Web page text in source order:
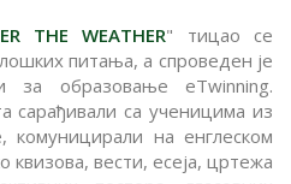
THE WEATHER" тицао се
питања, а спроведен је
за образовање eTwinning.
сарађивали са ученицима из
комуницирали на енглеском
квизова, вести, есеја, цртежа